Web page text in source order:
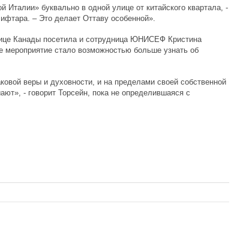
буквально в одной улице от китайского квартала, -
– Это делает Оттаву особенной».
Канады посетила и сотрудница ЮНИСЕФ Кристина
стало возможностью больше узнать об
веры и духовности, и на пределами своей собственной
- говорит Торсейн, пока не определившаяся с